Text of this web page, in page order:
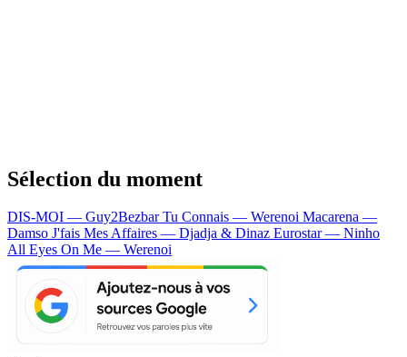
Sélection du moment
DIS-MOI — Guy2BezbarTu Connais — Werenoi Macarena —
Damso J'fais Mes Affaires — Djadja & Dinaz Eurostar — Ninho
All Eyes On Me — Werenoi